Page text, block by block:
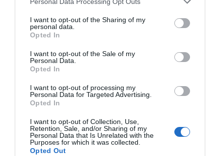
I want to opt-out of the Sharing of my
personal data.
Opted In
I want to opt-out of the Sale of my
Personal Data.
Opted In
I want to opt-out of processing my
Personal Data for Targeted Advertising.
Opted In
I want to opt-out of Collection, Use,
Retention, Sale, and/or Sharing of my
Personal Data that Is Unrelated with the
Purposes for which it was collected.
Opted Out
Regne Unit, Suïssa, Països
Baixos, Estònia i Suècia són
els països europeus amb
millors entorns de negoci,
segons StartupBlink
Si analitzem exclusivament els deu països